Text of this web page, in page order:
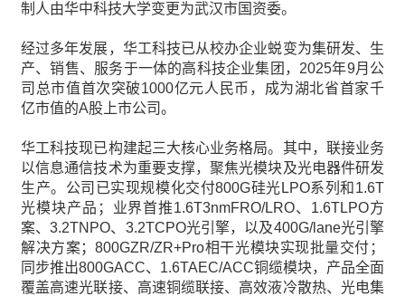
制人由华中科技大学变更为武汉市国资委。
经过多年发展，华工科技已从校办企业蜕变为集研发、生
产、销售、服务于一体的高科技企业集团，2025年9月公
司总市值首次突破1000亿元人民币，成为湖北省首家千
亿市值的A股上市公司。
华工科技现已构建起三大核心业务格局。其中，联接业务
以信息通信技术为重要支撑，聚焦光模块及光电器件研发
生产。公司已实现规模化交付800G硅光LPO系列和1.6T
光模块产品；业界首推1.6T3nmFRO/LRO、1.6TLPO方
案、3.2TNPO、3.2TCPO光引擎，以及400G/lane光引擎
解决方案；800GZR/ZR+Pro相干光模块实现批量交付；
同步推出800GACC、1.6TAEC/ACC铜缆模块，产品全面
覆盖高速光联接、高速铜缆联接、高效液冷散热、光电集